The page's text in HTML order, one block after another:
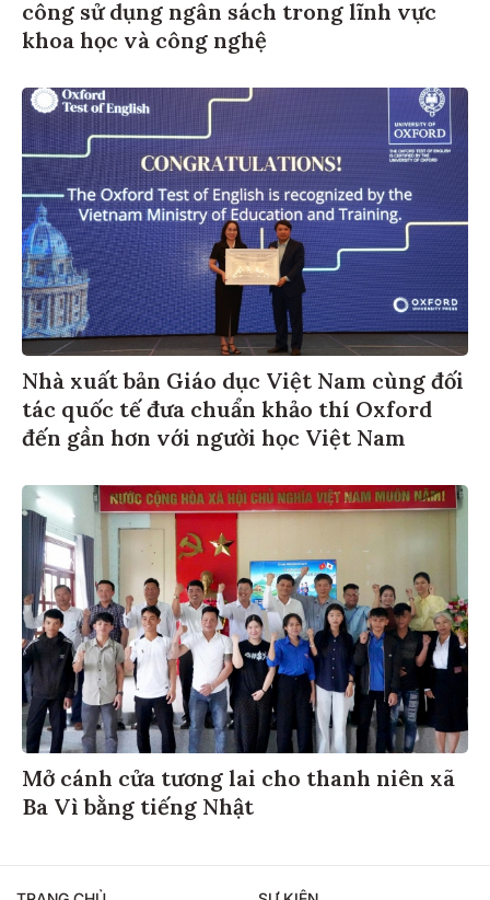
công sử dụng ngân sách trong lĩnh vực
khoa học và công nghệ
Nhà xuất bản Giáo dục Việt Nam cùng đối
tác quốc tế đưa chuẩn khảo thí Oxford
đến gần hơn với người học Việt Nam
Mở cánh cửa tương lai cho thanh niên xã
Ba Vì bằng tiếng Nhật
TRANG CHỦ SỰ KIỆN